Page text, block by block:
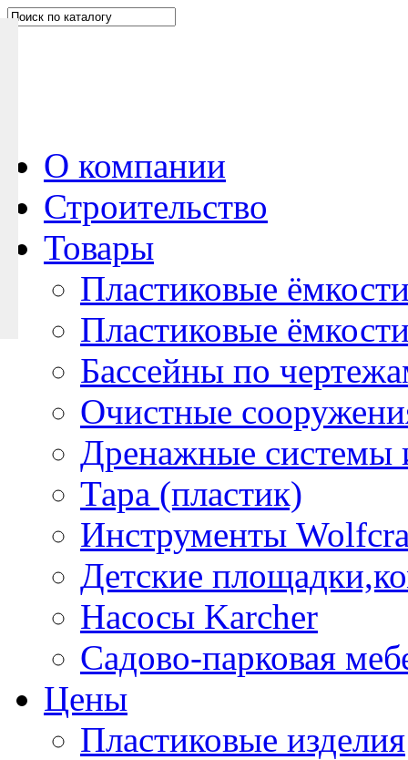
О компании
Строительство
Товары
Пластиковые
Пластиковые
Бассейны по
Очистные
Дренажные системы
Тара (пластик)
Инструменты
Детские
Насосы Karcher
Садово-парковая
Цены
Пластиковые изделия